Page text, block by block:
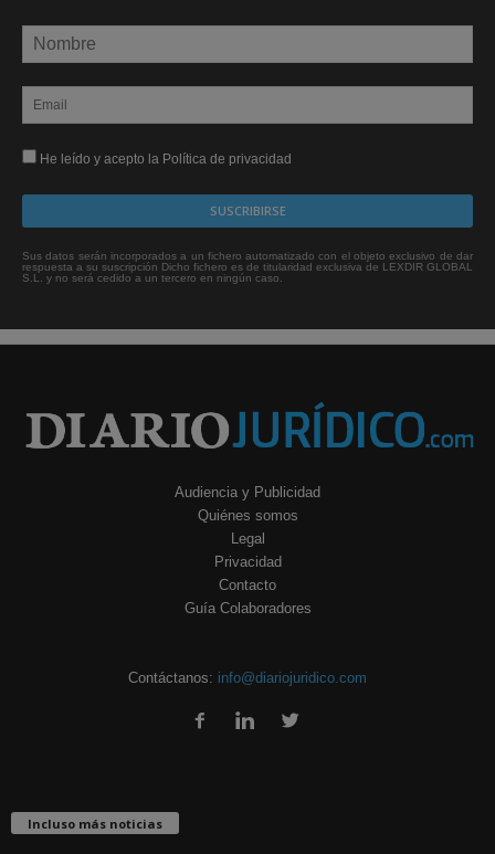
He leído y acepto la Política de privacidad
Sus datos serán incorporados a un fichero automatizado con el objeto exclusivo de dar
respuesta a su suscripción Dicho fichero es de titularidad exclusiva de LEXDIR GLOBAL
S.L. y no será cedido a un tercero en ningún caso.
Audiencia y Publicidad
Quiénes somos
Legal
Privacidad
Contacto
Guía Colaboradores
Contáctanos: info@diariojuridico.com
Incluso más noticias